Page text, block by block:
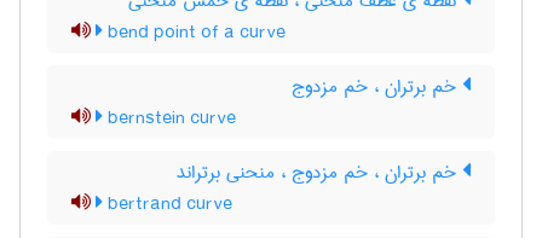
bend point of a curve
خم برتران ، خم مزدوج
bernstein curve
خم برتران ، خم مزدوج ، منحنی برتراند
bertrand curve